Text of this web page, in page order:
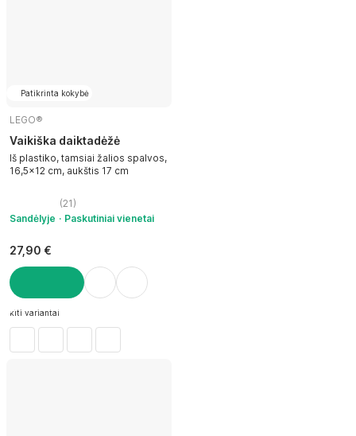
Patikrinta kokybė
LEGO®
Vaikiška daiktadėžė
Iš plastiko, tamsiai žalios spalvos,
16,5x12 cm, aukštis 17 cm
(21 )
Sandėlyje
Paskutiniai vienetai
27,90 €
Į KREPŠELĮ
kiti variantai